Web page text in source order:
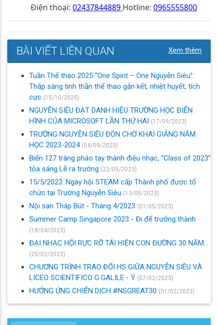
Điện thoại: 02437844889 Hotline: 0965555800
BÀI VIẾT LIÊN QUAN Xem thêm
Tuần Thể thao 2025 “One Spirit – One Nguyễn Siêu”:
Thắp sáng tinh thần thể thao gắn kết, nhiệt huyết, tích
cực (15/10/2025)
NGUYỄN SIÊU ĐẠT DANH HIỆU TRƯỜNG HỌC ĐIỂN
HÌNH CỦA MICROSOFT LẦN THỨ HAI (17/09/2023)
TRƯỜNG NGUYỄN SIÊU ĐÓN CHỜ KHAI GIẢNG NĂM
HỌC 2023-2024 (04/09/2023)
Biến 127 tràng pháo tay thành điệu nhạc, “Class of 2023”
tỏa sáng Lễ ra trường (22/05/2023)
15/5/2023: Ngày hội STEAM cấp Thành phố được tổ
chức tại Trường Nguyễn Siêu (13/05/2023)
Nội san Tháp Bút - Tháng 4/2023 (01/05/2023)
Summer Camp Singapore 2023 - Đi để trưởng thành
(18/04/2023)
ĐẠI NHẠC HỘI RỰC RỠ TÁI HIỆN CON ĐƯỜNG 30 NĂM…
(20/02/2023)
CHƯƠNG TRÌNH TRAO ĐỔI HS GIỮA NGUYỄN SIÊU VÀ
LICEO SCIENTIFICO G.GALILE - Ý (07/02/2023)
HƯỞNG ỨNG CHIẾN DỊCH #NSGREAT30 (01/02/2023)